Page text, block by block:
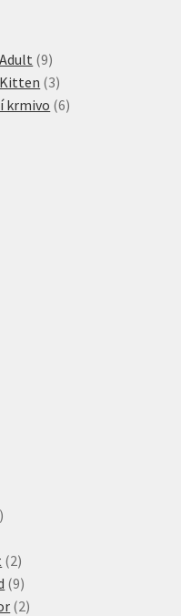
99
produktů
33
produkty
krmivo 66
12
22
produkty
99
produktů
22